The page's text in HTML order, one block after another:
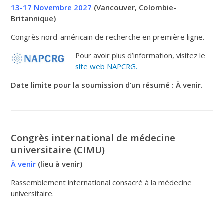
13-17 Novembre 2027 (Vancouver, Colombie-
Britannique)
Congrès nord-américain de recherche en première ligne.
Pour avoir plus d’information, visitez le
site web NAPCRG.
Date limite pour la soumission d’un résumé : À venir.
Congrès international de médecine
universitaire (CIMU)
À venir (lieu à venir)
Rassemblement international consacré à la médecine
universitaire.